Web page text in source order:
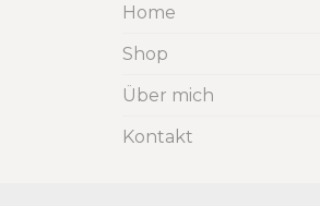
Home
Shop
Über mich
Kontakt